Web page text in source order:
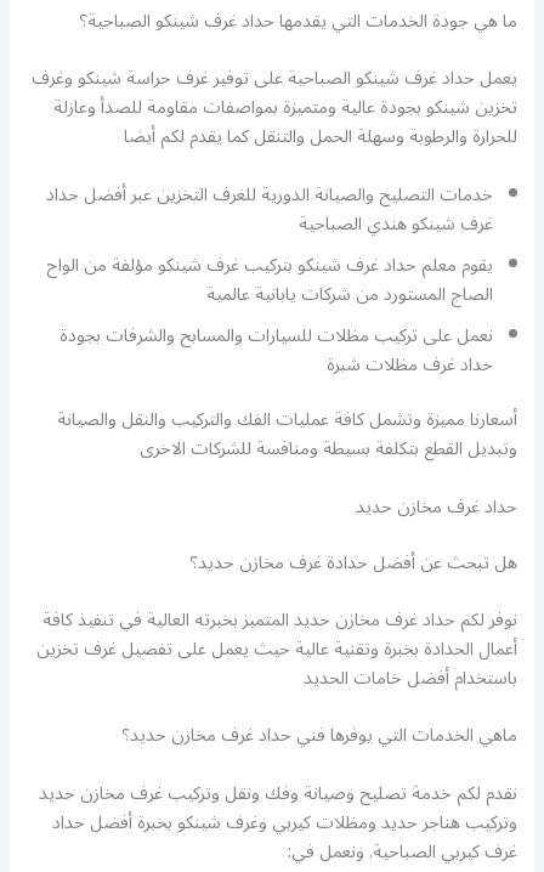
ما هي جودة الخدمات التي يقدمها حداد غرف شينكو الصباحية؟
يعمل حداد غرف شينكو الصباحية على توفير غرف حراسة شينكو وغرف
تخزين شينكو بجودة عالية ومتميزة بمواصفات مقاومة للصدأ وعازلة
للحرارة والرطوبة وسهلة الحمل والتنقل كما يقدم لكم أيضا
خدمات التصليح والصيانة الدورية للغرف التخزين عبر أفضل حداد
غرف شينكو هندي الصباحية
يقوم معلم حداد غرف شينكو بتركيب غرف شينكو مؤلفة من الواح
الصاج المستورد من شركات يابانية عالمية
نعمل على تركيب مظلات للسيارات والمسابح والشرفات بجودة
حداد غرف مظلات شبرة
أسعارنا مميزة وتشمل كافة عمليات الفك والتركيب والنقل والصيانة
وتبديل القطع بتكلفة بسيطة ومنافسة للشركات الاخرى
حداد غرف مخازن حديد
هل تبحث عن أفضل حدادة غرف مخازن حديد؟
نوفر لكم حداد غرف مخازن حديد المتميز بخبرته العالية في تنفيذ كافة
أعمال الحدادة بخبرة وتقنية عالية حيث يعمل على تفصيل غرف تخزين
باستخدام أفضل خامات الحديد
ماهي الخدمات التي يوفرها فني حداد غرف مخازن حديد؟
نقدم لكم خدمة تصليح وصيانة وفك ونقل وتركيب غرف مخازن حديد
وتركيب هناجر حديد ومظلات كيربي وغرف شينكو بخبرة أفضل حداد
غرف كيربي الصباحية. ونعمل في: